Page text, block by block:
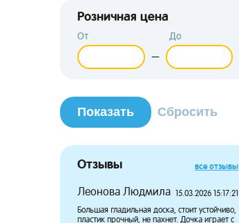
Розничная цена
От
—
До
Отзывы все отзывы
Леонова Людмила 15.03.2026 15:17:21
Большая гладильная доска, стоит устойчиво,
пластик прочный, не пахнет. Дочка играет с